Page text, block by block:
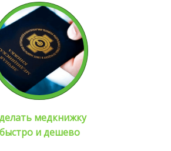
медкнижку
быстро и дешево